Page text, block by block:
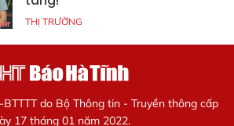
THỊ TRƯỜNG
BTTTT do Bộ Thông tin - Truyền thông cấp
17 tháng 01 năm 2022.